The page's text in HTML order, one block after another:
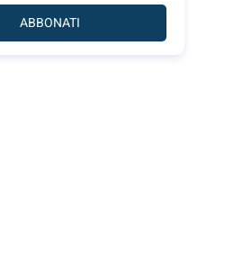
ABBONATI